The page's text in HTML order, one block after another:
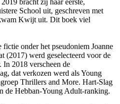
bracht zij haar eerste,
School uit, geschreven met
Kwijt uit. Dit boek viel
onder het pseudoniem Joanne
(2017) werd geselecteerd voor de
2018 verscheen de
dat verkozen werd als Young
Thrillers and More. Hart-Slag
de Hebban-Young Adult-ranking.